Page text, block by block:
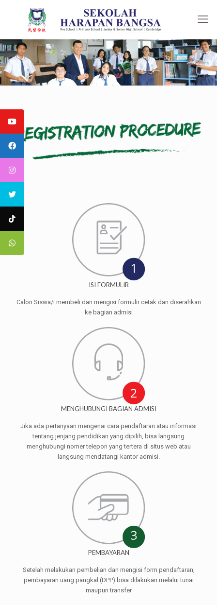
ISI FORMULIR
Calon Siswa/i membeli dan mengisi formulir cetak dan diserahkan
ke bagian admisi
MENGHUBUNGI BAGIAN ADMISI
Jika ada pertanyaan mengenai cara pendaftaran atau informasi
tentang jenjang pendidikan yang dipilih, bisa langsung
menghubungi nomer telepon yang tertera di situs web atau
langsung mendatangi kantor admisi.
PEMBAYARAN
Setelah melakukan pembelian dan mengisi form pendaftaran,
pembayaran uang pangkal (DPP) bisa dilakukan melalui tunai
maupun transfer